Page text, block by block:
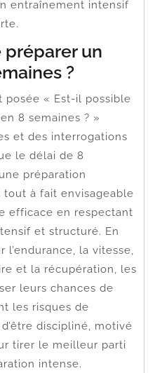
entraînement intensif
un
?
posée « Est-il possible
8 semaines ? »
et des interrogations
le délai de 8
préparation
à fait envisageable
efficace en respectant
et structuré. En
la vitesse,
et la récupération, les
leurs chances de
les risques de
discipliné, motivé
tirer le meilleur parti
intense.